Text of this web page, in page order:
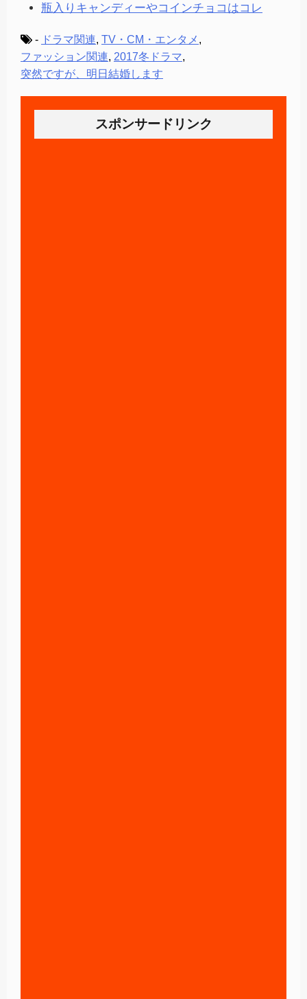
瓶入りキャンディーやコインチョコはコレ
- ドラマ関連, TV・CM・エンタメ ,
ファッション関連, 2017冬ドラマ,
突然ですが、明日結婚します
スポンサードリンク